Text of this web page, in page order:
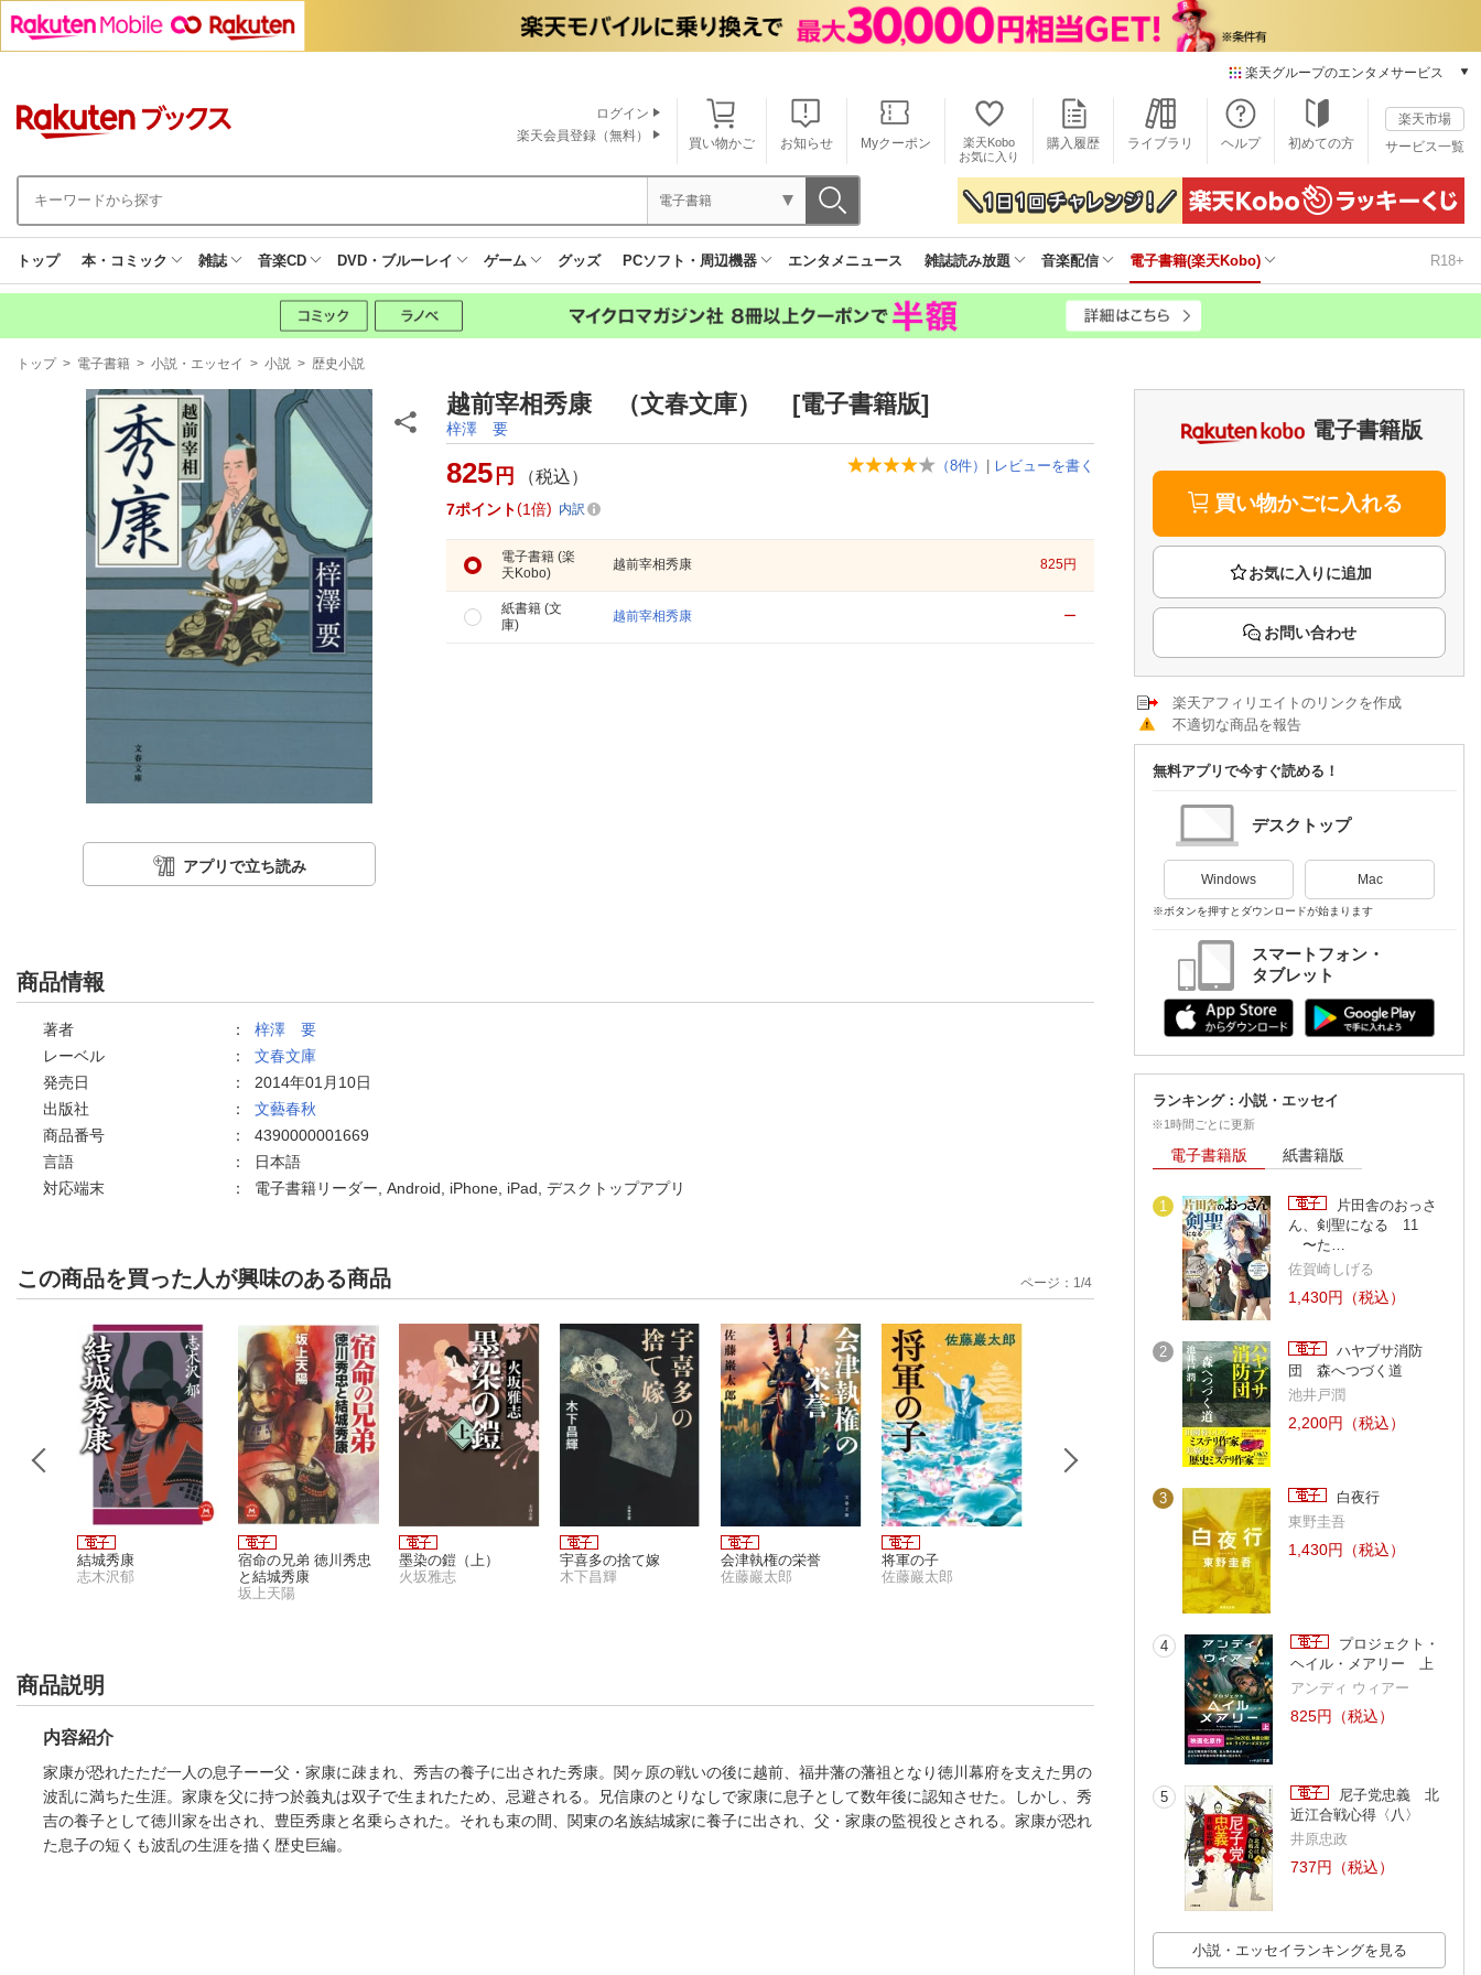
楽天グループのエンタメサービス
本/ゲーム/CD/DVD
楽天ブックス
電子書籍
楽天Kobo
雑誌読み放題
楽天ミュージック
楽天TV
Rakuten PLAY
無料テレビ
Rチャンネル
チケット
楽天チケット
推し楽
買い物かご お知らせ Myクーポン
楽天Kobo
お気に入り
購入履歴 ライブラリ ヘルプ 初めての方
楽天市場
サービス一覧
ログイン
楽天会員登録（無料）
電子書籍
トップ 本・コミック 雑誌 音楽CD DVD・ブルーレイ ゲーム グッズ PCソフト・周辺機器 エンタメニュース 雑誌読み放題 音楽配信 電子書籍(楽天Kobo) R18+
現
トップ > 電子書籍 > 小説・エッセイ > 小説 > 歴史小説
アプリで立ち読み
越前宰相秀康 （文春文庫） [電子書籍版]
梓澤 要
（8件） レビューを書く
825 円 （税込）
7ポイント 1倍 内訳
電子書籍 (楽
天Kobo)
越前宰相秀康 825円
紙書籍 (文
庫)
越前宰相秀康 ー
商品情報
著者 ： 梓澤 要
レーベル
： 文春文庫
発売日
： 2014年01月10日
出版社
： 文藝春秋
商品番号
： 4390000001669
言語
：
日本語
対応端末
： 電子書籍リーダー, Android, iPhone, iPad, デスクトップアプリ
この商品を買った人が興味のある商品
結城秀康
志木沢郁
宿命の兄弟 徳川秀忠
と結城秀康
坂上天陽
墨染の鎧（上）
火坂雅志
宇喜多の捨て嫁
木下昌輝
会津執権の栄誉
佐藤巖太郎
将軍の子
佐藤巖太郎
悪名残すとも
吉川永青
武田家滅亡
ページ： 1/4
商品説明
内容紹介
家康が恐れたただ一人の息子ーー父・家康に疎まれ、秀吉の養子に出された秀康。関ヶ原の戦いの後に越前、福井藩の藩祖となり徳川幕府を支えた男の
波乱に満ちた生涯。家康を父に持つ於義丸は双子で生まれたため、忌避される。兄信康のとりなしで家康に息子として数年後に認知させた。しかし、秀
吉の養子として徳川家を出され、豊臣秀康と名乗らされた。それも束の間、関東の名族結城家に養子に出され、父・家康の監視役とされる。家康が恐れ
た息子の短くも波乱の生涯を描く歴史巨編。
電子書籍版
買い物かごに入れる
お問い合わせ
楽天アフィリエイトのリンクを作成
不適切な商品を報告
無料アプリで今すぐ読める！
デスクトップ
Windows Mac
※ボタンを押すとダウンロードが始まります
スマートフォン・
タブレット
ランキング：小説・エッセイ
※1時間ごとに更新
電子書籍版 紙書籍版
1
片田舎のおっさ
ん、剣聖になる 11
〜た…
佐賀崎しげる
1,430円（税込）
2
ハヤブサ消防
団 森へつづく道
池井戸潤
2,200円（税込）
3
白夜行
東野圭吾
1,430円（税込）
4
プロジェクト・
ヘイル・メアリー 上
アンディ ウィアー
825円（税込）
5
尼子党忠義 北
近江合戦心得〈八〉
井原忠政
737円（税込）
小説・エッセイランキングを見る